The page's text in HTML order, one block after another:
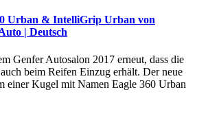
Urban & IntelliGrip Urban von
| Deutsch
Genfer Autosalon 2017 erneut, dass die
beim Reifen Einzug erhält. Der neue
einer Kugel mit Namen Eagle 360 Urban